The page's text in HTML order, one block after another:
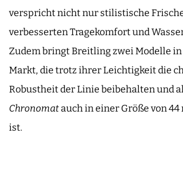
verspricht nicht nur stilistische
verbesserten Tragekomfort und
Zudem bringt Breitling zwei Modelle
Markt, die trotz ihrer Leichtigkeit die
Robustheit der Linie beibehalten und
Chronomatauch in einer Größe von
ist.